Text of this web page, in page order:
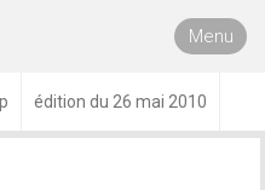
Menu
édition du 26 mai 2010